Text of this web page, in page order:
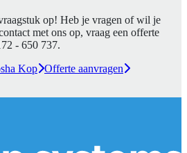
op! Heb je vragen of wil je
met ons op, vraag een offerte
- 650 737.
Kop Offerte aanvragen